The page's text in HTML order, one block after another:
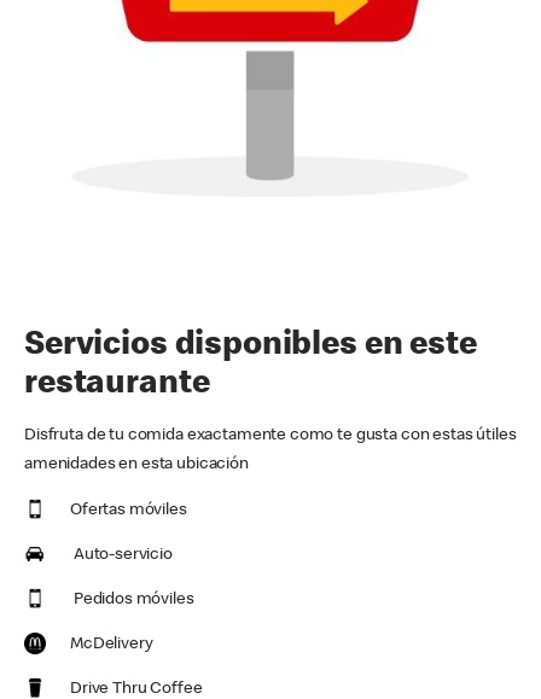
Servicios disponibles en este
restaurante
Disfruta de tu comida exactamente como te gusta con estas útiles
amenidades en esta ubicación
Ofertas móviles
Auto-servicio
Pedidos móviles
McDelivery
Drive Thru Coffee